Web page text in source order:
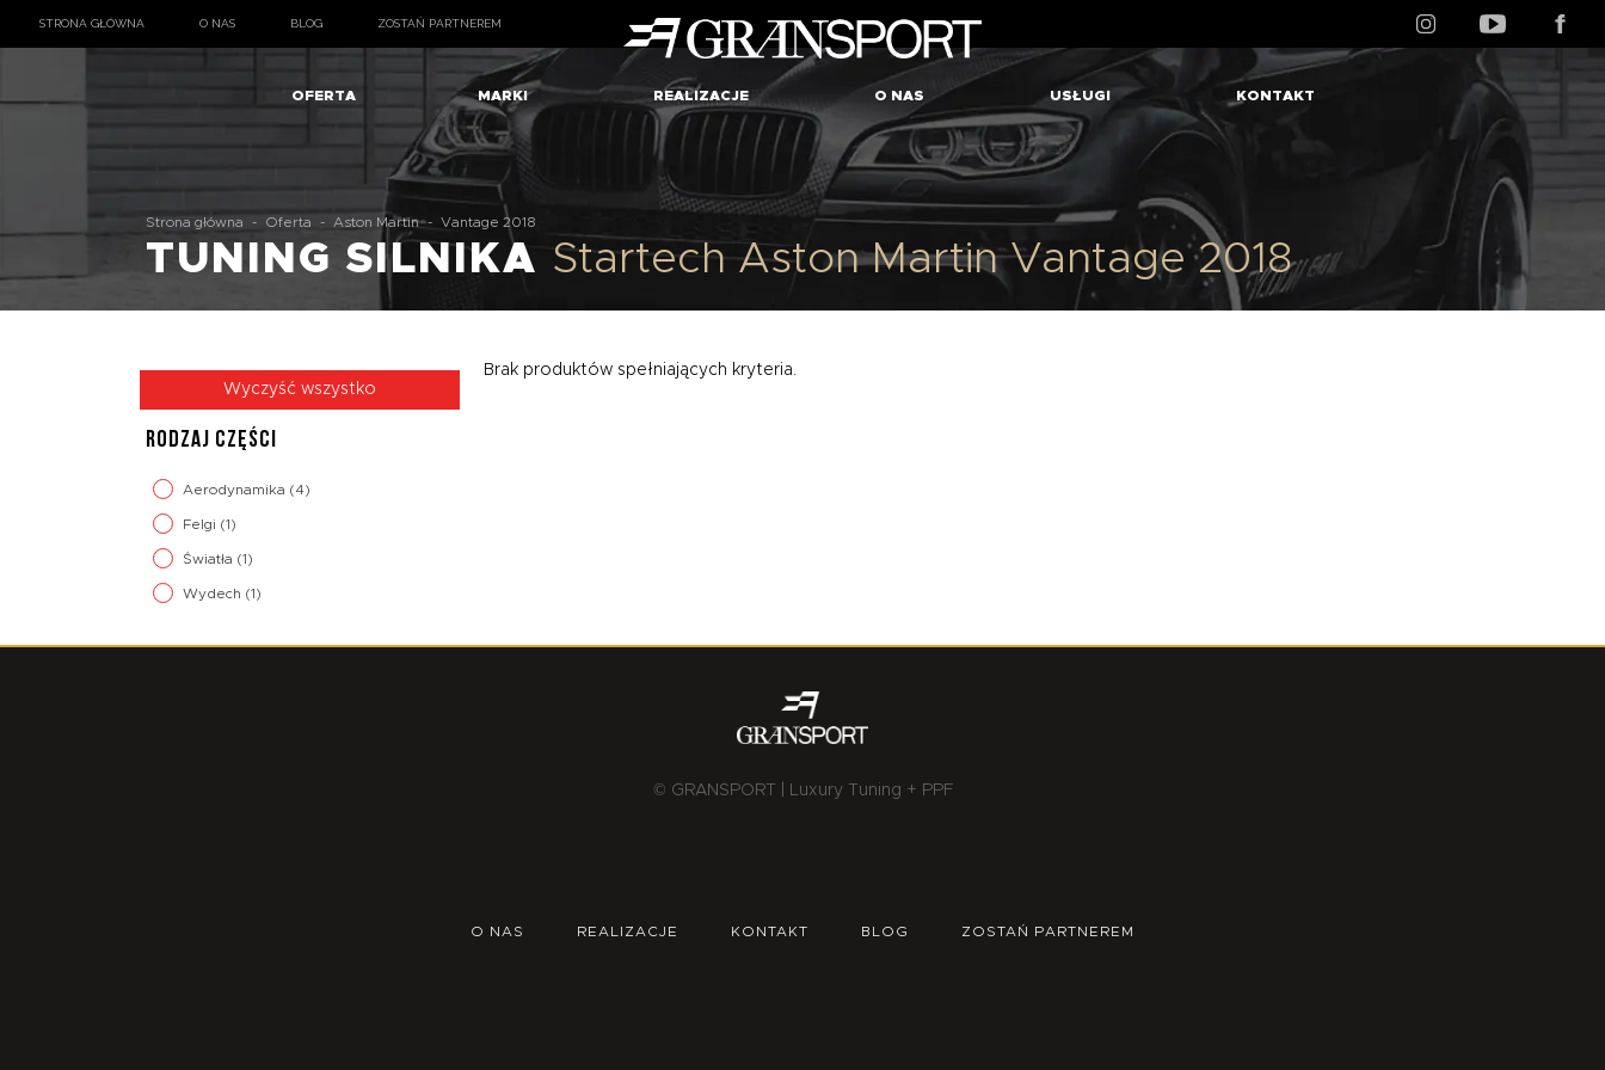
STRONA GŁÓWNA O NAS BLOG ZOSTAŃ PARTNEREM
OFERTA MARKI REALIZACJE O NAS USŁUGI KONTAKT
Strona główna - Oferta - Aston Martin - Vantage 2018
TUNING SILNIKA Startech Aston Martin Vantage 2018
Wyczyść wszystko
RODZAJ CZĘŚCI
Aerodynamika (4)
Felgi (1)
Światła (1)
Wydech (1)
Brak produktów spełniających kryteria.
© GRANSPORT | Luxury Tuning + PPF
O NAS REALIZACJE KONTAKT BLOG ZOSTAŃ PARTNEREM